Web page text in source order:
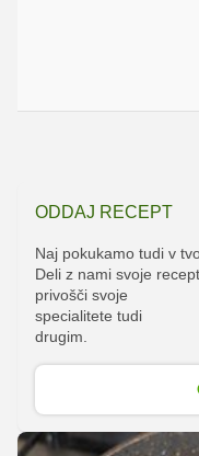
ODDAJ RECEPT
Naj pokukamo tudi v
Deli z nami svoje
privošči svoje
specialitete tudi
drugim.